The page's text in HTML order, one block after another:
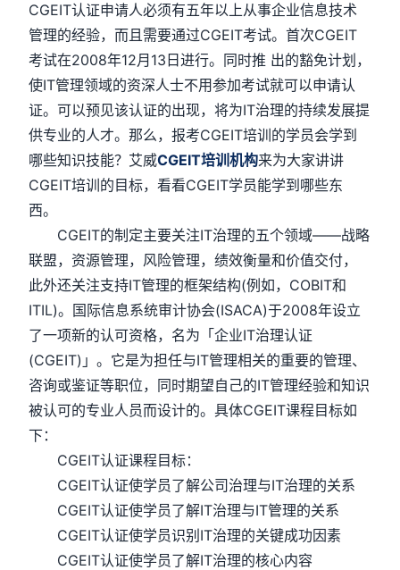
CGEIT认证申请人必须有五年以上从事企业信息技术
管理的经验，而且需要通过CGEIT考试。首次CGEIT
考试在2008年12月13日进行。同时推 出的豁免计划，
使IT管理领域的资深人士不用参加考试就可以申请认
证。可以预见该认证的出现，将为IT治理的持续发展提
供专业的人才。那么，报考CGEIT培训的学员会学到
哪些知识技能？艾威CGEIT培训机构来为大家讲讲
CGEIT培训的目标，看看CGEIT学员能学到哪些东
西。
CGEIT的制定主要关注IT治理的五个领域——战略
联盟，资源管理，风险管理，绩效衡量和价值交付，
此外还关注支持IT管理的框架结构(例如，COBIT和
ITIL)。国际信息系统审计协会(ISACA)于2008年设立
了一项新的认可资格，名为「企业IT治理认证
(CGEIT)」。它是为担任与IT管理相关的重要的管理、
咨询或鉴证等职位，同时期望自己的IT管理经验和知识
被认可的专业人员而设计的。具体CGEIT课程目标如
下：
CGEIT认证课程目标：
CGEIT认证使学员了解公司治理与IT治理的关系
CGEIT认证使学员了解IT治理与IT管理的关系
CGEIT认证使学员识别IT治理的关键成功因素
CGEIT认证使学员了解IT治理的核心内容